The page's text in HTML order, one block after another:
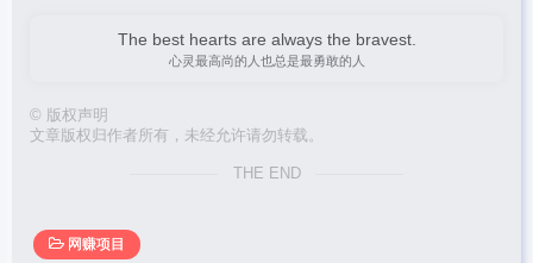
The best hearts are always the bravest.
心灵最高尚的人也总是最勇敢的人
© 版权声明
文章版权归作者所有，未经允许请勿转载。
THE END
网赚项目